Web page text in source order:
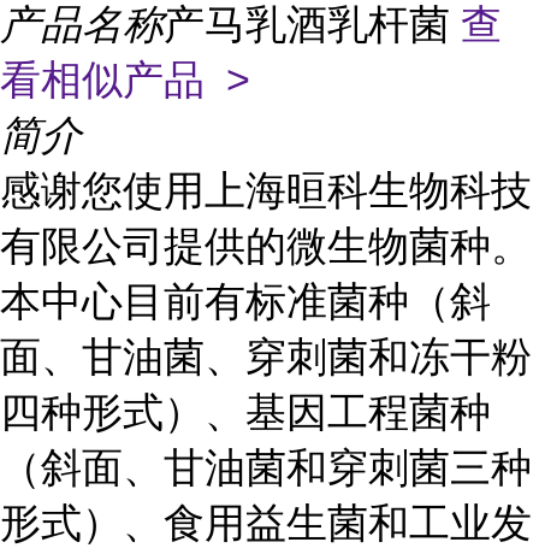
产品名称产马乳酒乳杆菌 查
看相似产品 >
简介
感谢您使用上海晅科生物科技
有限公司提供的微生物菌种。
本中心目前有标准菌种（斜
面、甘油菌、穿刺菌和冻干粉
四种形式）、基因工程菌种
（斜面、甘油菌和穿刺菌三种
形式）、食用益生菌和工业发